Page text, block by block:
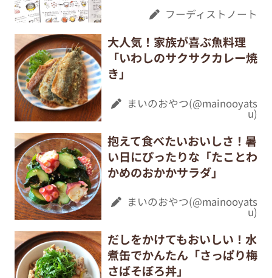
フーディストノート
大人気！家族が喜ぶ魚料理
「いわしのサクサクカレー焼
き」
まいのおやつ(@mainooyats
u)
抱えて食べたいおいしさ！暑
い日にぴったりな「たことわ
かめのおかかサラダ」
まいのおやつ(@mainooyats
u)
だしをかけてもおいしい！水
煮缶でかんたん「さっぱり梅
さばそぼろ丼」